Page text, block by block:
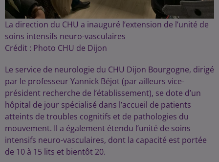
La direction du CHU a inauguré l’extension de l’unité de
soins intensifs neuro-vasculaires
Crédit : Photo CHU de Dijon
Le service de neurologie du CHU Dijon Bourgogne, dirigé
par le professeur Yannick Béjot (par ailleurs vice-
président recherche de l’établissement), se dote d’un
hôpital de jour spécialisé dans l’accueil de patients
atteints de troubles cognitifs et de pathologies du
mouvement. Il a également étendu l’unité de soins
intensifs neuro-vasculaires, dont la capacité est portée
de 10 à 15 lits et bientôt 20.